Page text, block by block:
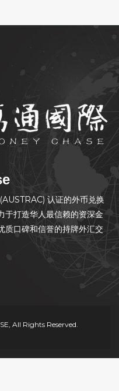
认证的外币兑换
于打造华人最信赖的资深金
质口碑和信誉的持牌外汇交
All Rights Reserved.